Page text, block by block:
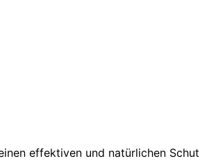
effektiven und natürlichen